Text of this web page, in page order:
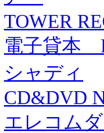
TOWER
電子貸本
シャディ
CD&DVD
エレコム